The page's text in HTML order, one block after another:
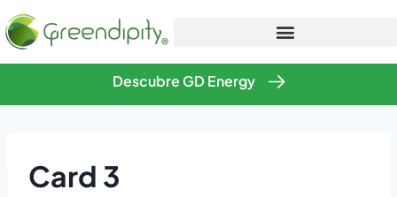
Descubre GD Energy
Card 3